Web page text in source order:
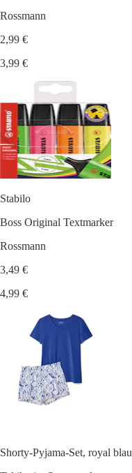
Rossmann
2,99 €
3,99 €
Stabilo
Boss Original Textmarker
Rossmann
3,49 €
4,99 €
Shorty-Pyjama-Set, royal blau